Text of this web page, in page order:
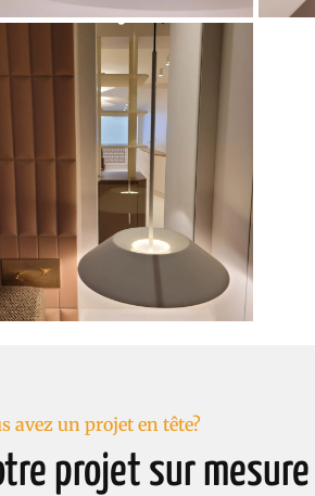
avez un projet en tête?
projet sur mesure